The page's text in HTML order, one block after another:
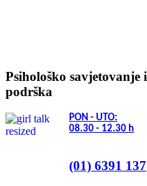
Psihološko savjetovanje i
podrška
PON - UTO:
08.30 - 12.30 h
(01) 6391 137